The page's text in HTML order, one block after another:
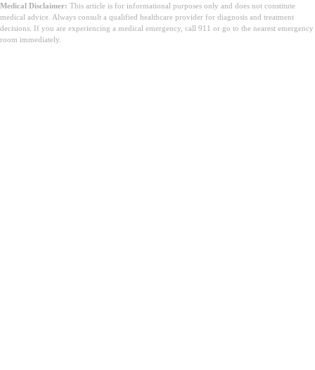
Medical Disclaimer: This article is for informational purposes only and does not constitute
medical advice. Always consult a qualified healthcare provider for diagnosis and treatment
decisions. If you are experiencing a medical emergency, call 911 or go to the nearest emergency
room immediately.